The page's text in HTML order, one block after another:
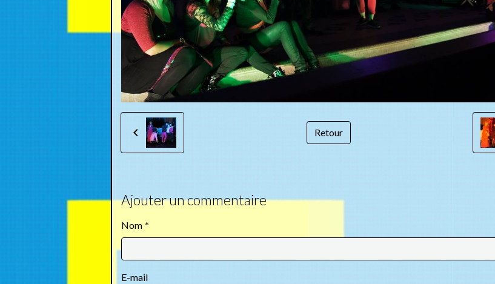
Retour
Ajouter un commentaire
Nom
E-mail